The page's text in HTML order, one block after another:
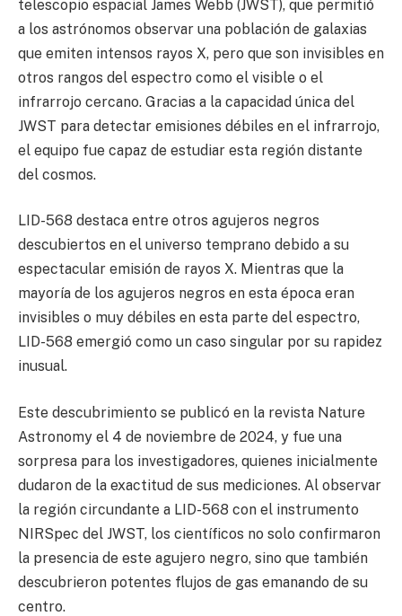
telescopio espacial James Webb (JWST), que permitió
a los astrónomos observar una población de galaxias
que emiten intensos rayos X, pero que son invisibles en
otros rangos del espectro como el visible o el
infrarrojo cercano. Gracias a la capacidad única del
JWST para detectar emisiones débiles en el infrarrojo,
el equipo fue capaz de estudiar esta región distante
del cosmos.
LID-568 destaca entre otros agujeros negros
descubiertos en el universo temprano debido a su
espectacular emisión de rayos X. Mientras que la
mayoría de los agujeros negros en esta época eran
invisibles o muy débiles en esta parte del espectro,
LID-568 emergió como un caso singular por su rapidez
inusual.
Este descubrimiento se publicó en la revista Nature
Astronomy el 4 de noviembre de 2024, y fue una
sorpresa para los investigadores, quienes inicialmente
dudaron de la exactitud de sus mediciones. Al observar
la región circundante a LID-568 con el instrumento
NIRSpec del JWST, los científicos no solo confirmaron
la presencia de este agujero negro, sino que también
descubrieron potentes flujos de gas emanando de su
centro.